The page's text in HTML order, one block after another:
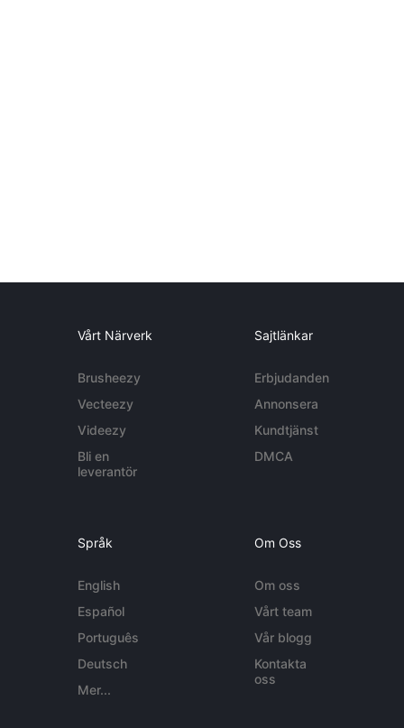
Vårt Närverk
Brusheezy
Vecteezy
Videezy
Bli en
leverantör
Sajtlänkar
Erbjudanden
Annonsera
Kundtjänst
DMCA
Språk
English
Español
Português
Deutsch
Mer...
Om Oss
Om oss
Vårt team
Vår blogg
Kontakta
oss